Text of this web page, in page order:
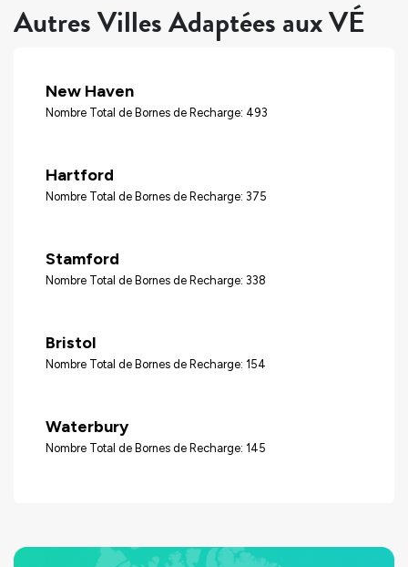
Autres Villes Adaptées aux VÉ
New Haven
Nombre Total de Bornes de Recharge: 493
Hartford
Nombre Total de Bornes de Recharge: 375
Stamford
Nombre Total de Bornes de Recharge: 338
Bristol
Nombre Total de Bornes de Recharge: 154
Waterbury
Nombre Total de Bornes de Recharge: 145